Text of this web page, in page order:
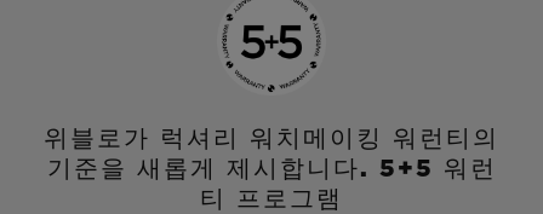
위블로가 럭셔리 워치메이킹 워런티의
기준을 새롭게 제시합니다. 5+5 워런
티 프로그램